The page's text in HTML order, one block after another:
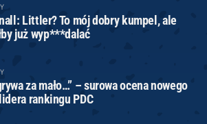
Littler? To mój dobry kumpel, ale
już wyp***dalać
za mało…” – surowa ocena nowego
rankingu PDC